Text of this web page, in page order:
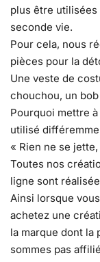
plus être utilisées
seconde vie.
Pour cela, nous
pièces pour la
Une veste de
chouchou, un
Pourquoi mettre
utilisé
« Rien ne se
Toutes nos
ligne sont
Ainsi lorsque
achetez une
la marque dont la
sommes pas